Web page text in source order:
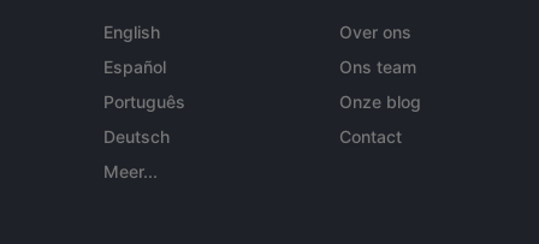
English
Español
Português
Deutsch
Meer...
Over ons
Ons team
Onze blog
Contact